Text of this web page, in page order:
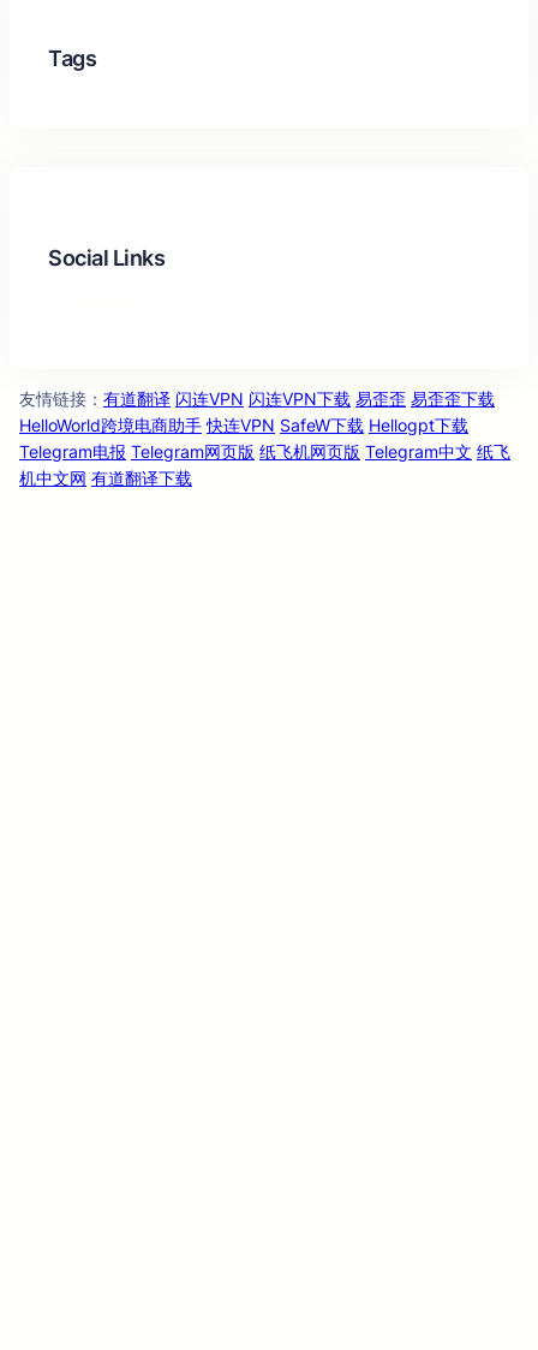
Tags
Social Links
友情链接 ： 有道翻译 闪连VPN 闪连VPN下载 易歪歪 易歪歪下载
HelloWorld跨境电商助手 快连VPN SafeW下载 Hellogpt下载
Telegram电报 Telegram网页版 纸飞机网页版 Telegram中文 纸飞
机中文网 有道翻译下载